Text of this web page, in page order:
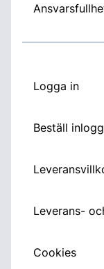
Logga in
Beställ
Leverans-
Cookies